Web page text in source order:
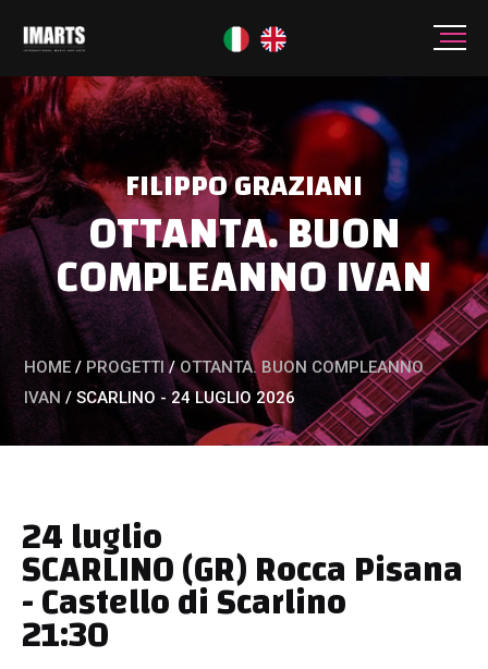
FILIPPO GRAZIANI
OTTANTA. BUON
COMPLEANNO IVAN
HOME / PROGETTI / OTTANTA. BUON COMPLEANNO
IVAN / SCARLINO - 24 LUGLIO 2026
24 luglio
SCARLINO (GR) Rocca Pisana
- Castello di Scarlino
21:30